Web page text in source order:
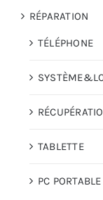
RÉPARATION
TÉLÉPHONE
TABLETTE
PC PORTABLE